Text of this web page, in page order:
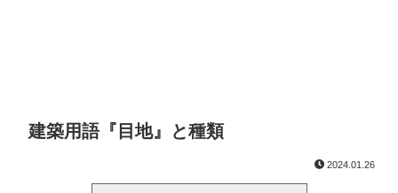
建築用語『目地』と種類
2024.01.26